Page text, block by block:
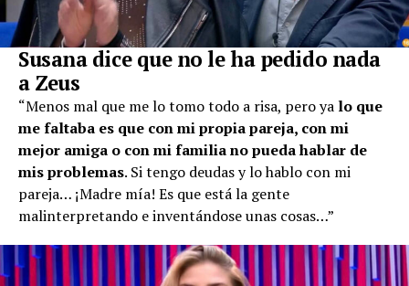
Susana dice que no le ha pedido nada
a Zeus
“Menos mal que me lo tomo todo a risa, pero ya lo que
me faltaba es que con mi propia pareja, con mi
mejor amiga o con mi familia no pueda hablar de
mis problemas. Si tengo deudas y lo hablo con mi
pareja… ¡Madre mía! Es que está la gente
malinterpretando e inventándose unas cosas…”